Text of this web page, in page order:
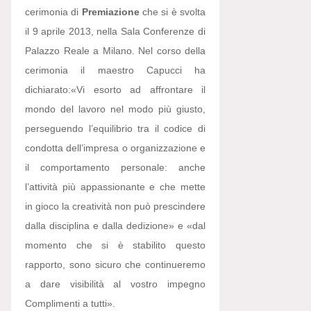
cerimonia di Premiazioneche si è svolta
il 9 aprile 2013, nella Sala Conferenze di
Palazzo Reale a Milano. Nel corso della
cerimonia il maestro Capucci ha
dichiarato:«Vi esorto ad affrontare il
mondo del lavoro nel modo più giusto,
perseguendo l’equilibrio tra il codice di
condotta dell’impresa o organizzazione e
il comportamento personale: anche
l’attività più appassionante e che mette
in gioco la creatività non può prescindere
dalla disciplina e dalla dedizione» e «dal
momento che si è stabilito questo
rapporto, sono sicuro che continueremo
a dare visibilità al vostro impegno
Complimenti a tutti».